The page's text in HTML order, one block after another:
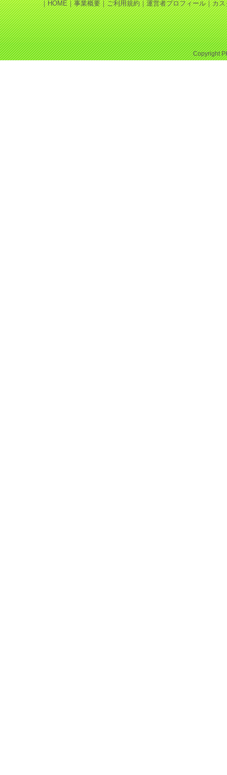
｜HOME｜事業概要｜ご利用規約｜運営者プロフィール｜カス
Copyright